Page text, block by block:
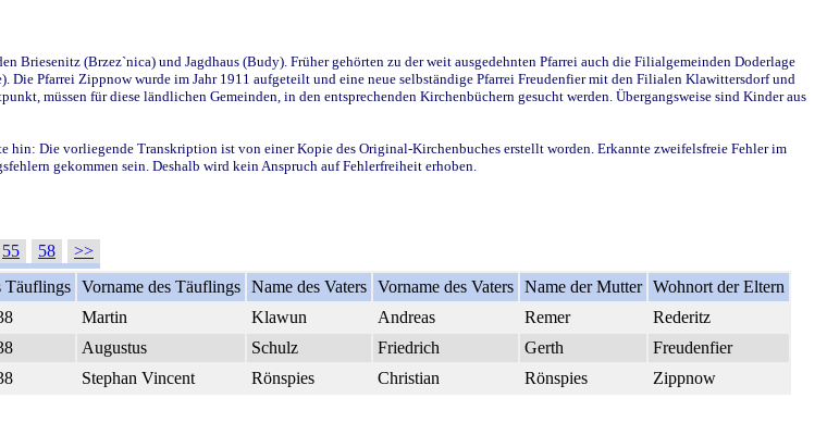
(Brzez`nica) und Jagdhaus (Budy). Früher gehörten zu der weit ausgedehnten Pfarrei auch die Filialgemeinden Doderlage
Pfarrei Zippnow wurde im Jahr 1911 aufgeteilt und eine neue selbständige Pfarrei Freudenfier mit den Filialen Klawittersdorf und
müssen für diese ländlichen Gemeinden, in den entsprechenden Kirchenbüchern gesucht werden. Übergangsweise sind Kinder aus
hin: Die vorliegende Transkription ist von einer Kopie des Original-Kirchenbuches erstellt worden. Erkannte zweifelsfreie Fehler im
gekommen sein. Deshalb wird kein Anspruch auf Fehlerfreiheit erhoben.
55 58
>>
Täuflings Vorname des Täuflings Name des Vaters Vorname des Vaters Name der Mutter Wohnort der Eltern
Martin Klawun Andreas Remer
Rederitz
Augustus Schulz Friedrich Gerth
Freudenfier
Stephan Vincent Rönspies Christian Rönspies Zippnow